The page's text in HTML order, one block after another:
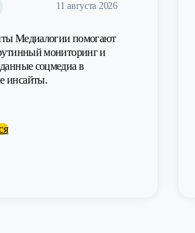
11 августа 2026
Медиалогии помогают
мониторинг и
соцмедиа в
инсайты.